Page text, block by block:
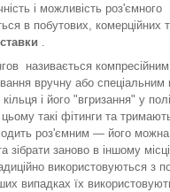
і можливість роз'ємного
в побутових, комерційних
.
називається
вручну або
і його "вгризання" у
такі фітинги та
роз'ємним — його
зібрати заново в іншому
використовуються з
випадках їх